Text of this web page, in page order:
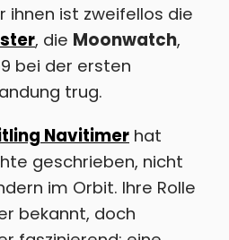
ist zweifellos die
, die Moonwatch,
bei der ersten
trug.
Navitimer hat
geschrieben, nicht
im Orbit. Ihre Rolle
bekannt, doch